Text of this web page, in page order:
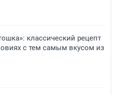
классический рецепт
с тем самым вкусом из